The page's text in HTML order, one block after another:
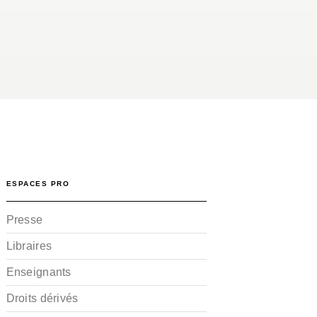
ESPACES PRO
Presse
Libraires
Enseignants
Droits dérivés